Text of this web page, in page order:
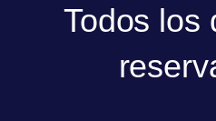
Todos los